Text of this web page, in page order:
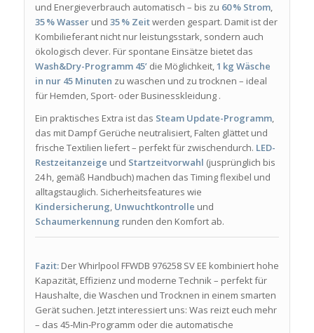
und Energieverbrauch automatisch – bis zu 60 % Strom,
35 % Wasserund 35 % Zeitwerden gespart. Damit ist der
Kombilieferant nicht nur leistungsstark, sondern auch
ökologisch clever. Für spontane Einsätze bietet das
Wash&Dry-Programm 45’die Möglichkeit,1 kg Wäsche
in nur 45 Minuten zu waschen und zu trocknen – ideal
für Hemden, Sport- oder Businesskleidung.
Ein praktisches Extra ist das Steam Update-Programm,
das mit Dampf Gerüche neutralisiert, Falten glättet und
frische Textilien liefert – perfekt für zwischendurch. LED-
Restzeitanzeige und Startzeitvorwahl (jusprünglich bis
24 h, gemäß Handbuch) machen das Timing flexibel und
alltagstauglich. Sicherheitsfeatures wie
Kindersicherung, Unwuchtkontrolle und
Schaumerkennung runden den Komfort ab.
Fazit:Der Whirlpool FFWDB 976258 SV EE kombiniert hohe
Kapazität, Effizienz und moderne Technik – perfekt für
Haushalte, die Waschen und Trocknen in einem smarten
Gerät suchen. Jetzt interessiert uns: Was reizt euch mehr
– das 45‑Min‑Programm oder die automatische